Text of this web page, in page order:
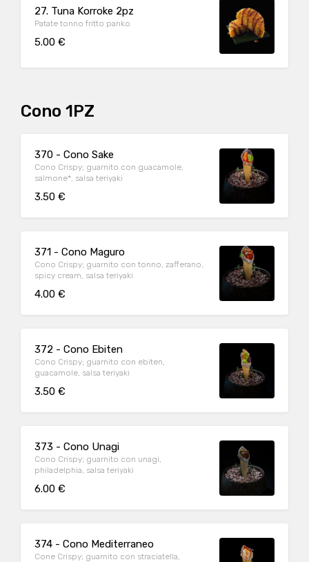
27. Tuna Korroke 2pz
Patate tonno fritto panko
5.00 €
Cono 1PZ
370 - Cono Sake
Cono Crispy; guarnito con guacamole,
salmone*, salsa teriyaki
3.50 €
371 - Cono Maguro
Cono Crispy; guarnito con tonno, zafferano,
spicy cream, salsa teriyaki
4.00 €
372 - Cono Ebiten
Cono Crispy; guarnito con ebiten,
guacamole, salsa teriyaki
3.50 €
373 - Cono Unagi
Cono Crispy; guarnito con unagi,
philadelphia, salsa teriyaki
6.00 €
374 - Cono Mediterraneo
Cone Crispy; guarnito con straciatella,